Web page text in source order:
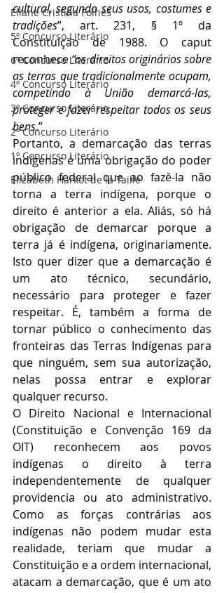
Eliane Cristina Folhes
5º Concurso Literário
6º Concurso Literário
4º Concurso Literário
3º Concurso Literário
2º Concurso Literário
1º Concurso Literário
Elizabeth Harkot de la Taille
cultural, segundo seus usos, costumes e
tradições”, art. 231, § 1º da
Constituição de 1988. O caput
reconhece “os direitos originários sobre
as terras que tradicionalmente ocupam,
competindo à União demarcá-las,
proteger e fazer respeitar todos os seus
bens.”
Portanto, a demarcação das terras
indígenas é uma obrigação do poder
público federal que ao fazê-la não
torna a terra indígena, porque o
direito é anterior a ela. Aliás, só há
obrigação de demarcar porque a
terra já é indígena, originariamente.
Isto quer dizer que a demarcação é
um ato técnico, secundário,
necessário para proteger e fazer
respeitar. É, também a forma de
tornar público o conhecimento das
fronteiras das Terras Indígenas para
que ninguém, sem sua autorização,
nelas possa entrar e explorar
qualquer recurso.
O Direito Nacional e Internacional
(Constituição e Convenção 169 da
OIT) reconhecem aos povos
indígenas o direito à terra
independentemente de qualquer
providencia ou ato administrativo.
Como as forças contrárias aos
indígenas não podem mudar esta
realidade, teriam que mudar a
Constituição e a ordem internacional,
atacam a demarcação, que é um ato